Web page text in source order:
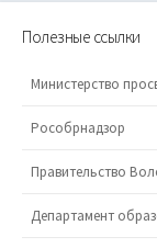
Полезные ссылки
Министерство
Рособрнадзор
Правительство
Департамент